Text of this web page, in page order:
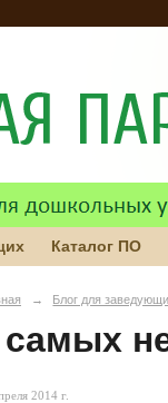
Каталог ПО
→ Блог для
самых
2014 г.